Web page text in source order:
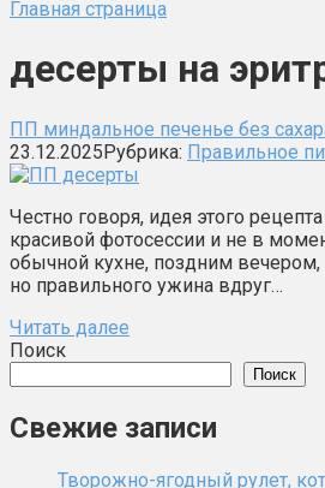
Главная страница
десерты на
ПП миндальное печенье без
23.12.2025Рубрика: Правильное
Честно говоря, идея этого
красивой фотосессии и не в
обычной кухне, поздним вечером,
но правильного ужина вдруг…
Читать далее
Поиск
Поиск
Свежие записи
Творожно-ягодный рулет,